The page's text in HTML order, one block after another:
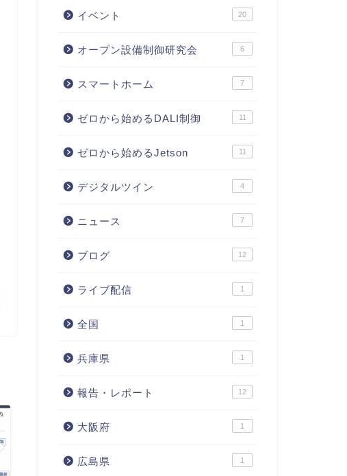
イベント 20
オープン設備制御研究会 6
スマートホーム 7
ゼロから始めるDALI制御 11
ゼロから始めるJetson 11
デジタルツイン 4
ニュース 7
ブログ 12
ライブ配信 1
全国 1
兵庫県 1
報告・レポート 12
大阪府 1
広島県 1